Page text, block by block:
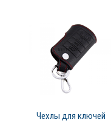
Чехлы для ключей